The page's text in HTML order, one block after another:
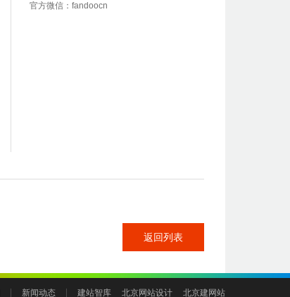
官方微信：fandoocn
返回列表
新闻动态 建站智库 北京网站设计 北京建网站